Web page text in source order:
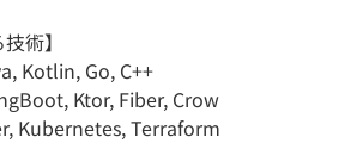
術】
Kotlin, Go, C++
Ktor, Fiber, Crow
Kubernetes, Terraform